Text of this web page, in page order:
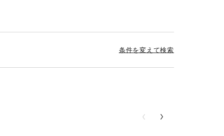
条件を変えて検索